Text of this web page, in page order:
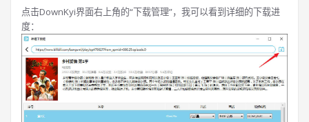
点击DownKyi界面右上角的“下载管理”，我可以看到详细的下载进
度：